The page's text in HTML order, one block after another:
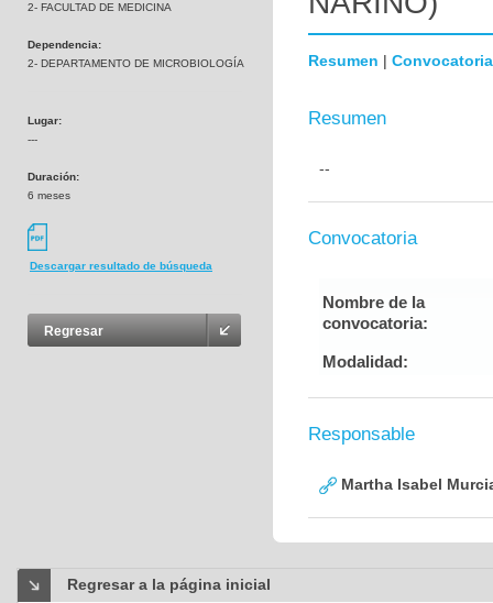
2- FACULTAD DE MEDICINA
Dependencia:
2- DEPARTAMENTO DE MICROBIOLOGÍA
Lugar:
---
Duración:
6 meses
Descargar resultado de búsqueda
Regresar
Resumen | Convocatoria
Resumen
--
Convocatoria
Nombre de la
convocatoria:
Modalidad:
Responsable
Martha Isabel
Regresar a la página inicial